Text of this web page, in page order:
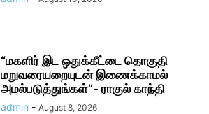
“மகளிர் இட ஒதுக்கீட்டை தொகுதி
மறுவரையறையுடன் இணைக்காமல்
அமல்படுத்துங்கள்”- ராகுல் காந்தி
admin - August 8, 2026